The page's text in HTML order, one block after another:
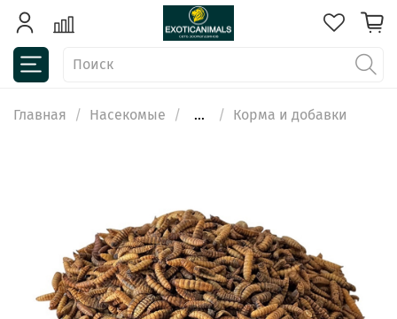
Главная Насекомые ... Корма и добавки